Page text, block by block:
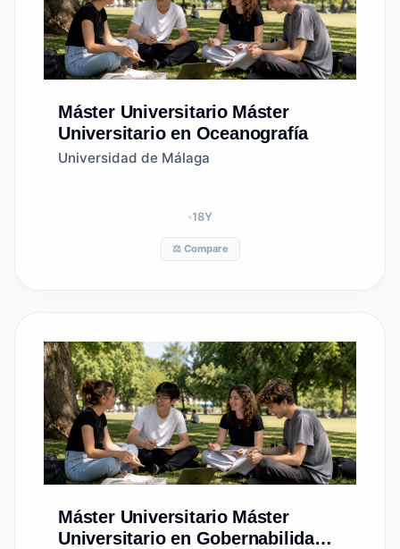
Máster Universitario Máster
Universitario en Oceanografía
Universidad de Málaga
18Y
⚖️ Compare
Máster Universitario Máster
Universitario en Gobernabilidad